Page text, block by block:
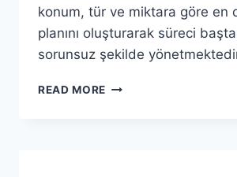
konum, tür ve miktara göre en
planını oluşturarak süreci
sorunsuz şekilde
READ MORE YALOVA